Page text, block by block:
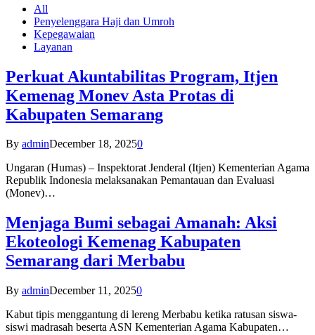
All
Penyelenggara Haji dan Umroh
Kepegawaian
Layanan
Perkuat Akuntabilitas Program, Itjen
Kemenag Monev Asta Protas di
Kabupaten Semarang
By adminDecember 18, 20250
Ungaran (Humas) – Inspektorat Jenderal (Itjen) Kementerian Agama
Republik Indonesia melaksanakan Pemantauan dan Evaluasi
(Monev)…
Menjaga Bumi sebagai Amanah: Aksi
Ekoteologi Kemenag Kabupaten
Semarang dari Merbabu
By adminDecember 11, 20250
Kabut tipis menggantung di lereng Merbabu ketika ratusan siswa-
siswi madrasah beserta ASN Kementerian Agama Kabupaten…